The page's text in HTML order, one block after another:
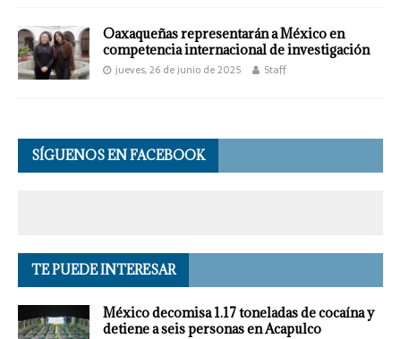
Oaxaqueñas representarán a México en
competencia internacional de investigación
jueves, 26 de junio de 2025 Staff
SÍGUENOS EN FACEBOOK
TE PUEDE INTERESAR
México decomisa 1.17 toneladas de cocaína y
detiene a seis personas en Acapulco